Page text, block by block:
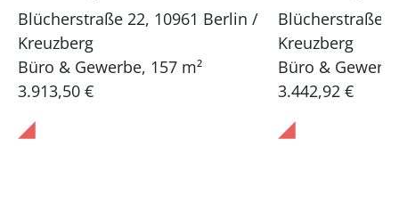
Blücherstraße 22, 10961 Berlin /
Kreuzberg
Büro & Gewerbe, 157 m²
3.913,50 €
Blücherstraße
Kreuzberg
Büro &
3.442,92 €